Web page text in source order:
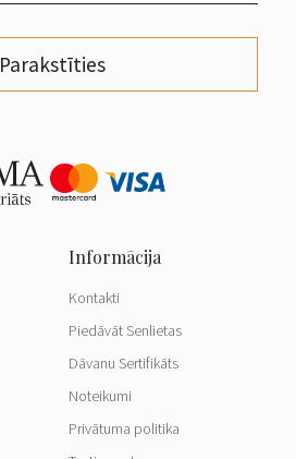
Parakstīties
Kontakti
Piedāvāt Senlietas
Dāvanu Sertifikāts
Noteikumi
Privātuma politika